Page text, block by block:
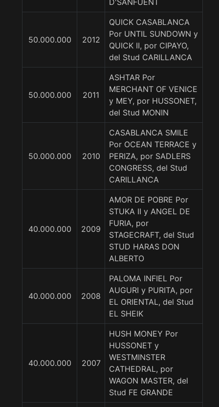
D'SANFUENT
50.000.000 2012
QUICK CASABLANCA
Por UNTIL SUNDOWN y
QUICK II, por CIPAYO,
del Stud CARILLANCA
50.000.000 2011
ASHTAR Por
MERCHANT OF VENICE
y MEY, por HUSSONET,
del Stud MONIN
50.000.000 2010
CASABLANCA SMILE
Por OCEAN TERRACE y
PERIZA, por SADLERS
CONGRESS, del Stud
CARILLANCA
40.000.000 2009
AMOR DE POBRE Por
STUKA II y ANGEL DE
FURIA, por
STAGECRAFT, del Stud
STUD HARAS DON
ALBERTO
40.000.000 2008
PALOMA INFIEL Por
AUGURI y PURITA, por
EL ORIENTAL, del Stud
EL SHEIK
40.000.000 2007
HUSH MONEY Por
HUSSONET y
WESTMINSTER
CATHEDRAL, por
WAGON MASTER, del
Stud FE GRANDE